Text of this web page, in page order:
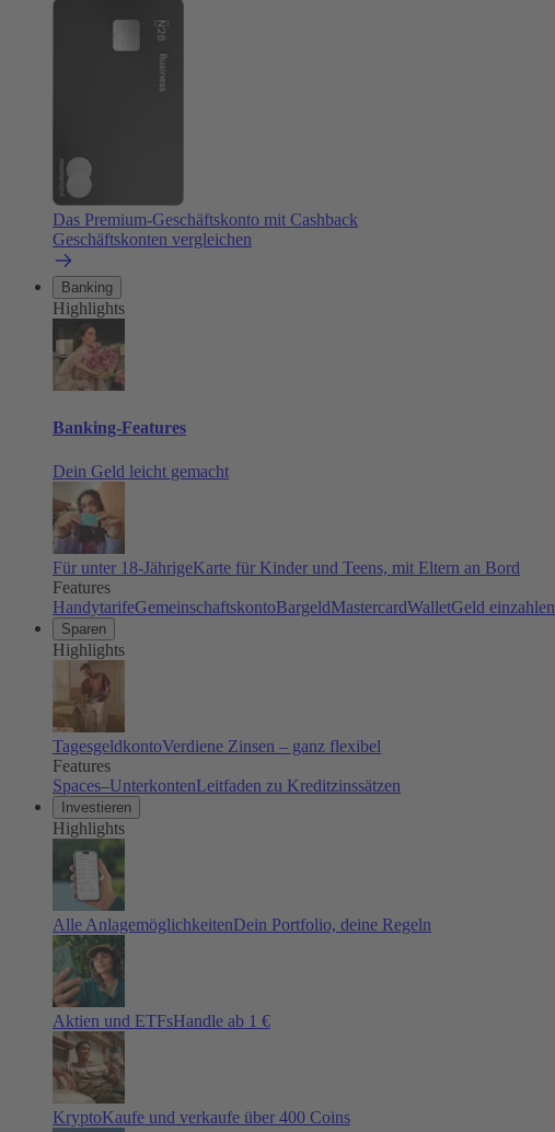
Das Premium-Geschäftskonto mit Cashback
Geschäftskonten vergleichen
Banking
Highlights
Banking-Features
Dein Geld leicht gemacht
Für unter 18-JährigeKarte für Kinder und Teens, mit Eltern an Bord
Features
HandytarifeGemeinschaftskontoBargeldMastercardWalletGeld einzahlen
Sparen
Highlights
TagesgeldkontoVerdiene Zinsen – ganz flexibel
Features
Spaces–UnterkontenLeitfaden zu Kreditzinssätzen
Investieren
Highlights
Alle AnlagemöglichkeitenDein Portfolio, deine Regeln
Aktien und ETFsHandle ab 1 €
KryptoKaufe und verkaufe über 400 Coins